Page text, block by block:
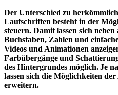
Der Unterschied zu
Laufschriften besteht in der
steuern. Damit lassen sich
Buchstaben, Zahlen und
Videos und Animationen
Farbübergänge und
des Hintergrundes möglich. Je
lassen sich die Möglichkeiten
erweitern.